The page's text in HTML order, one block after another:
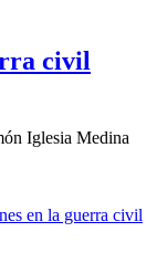
civil
Iglesia Medina